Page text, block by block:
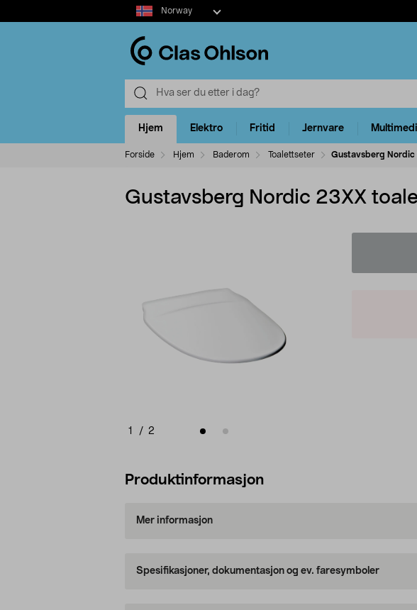
Select
market
Norway
Hjem Elektro Fritid Jernvare
Forside Hjem Baderom Toalettseter Gustavsberg
Gustavsberg Nordic 23XX
1 / 2
Produktinformasjon
Mer informasjon
Spesifikasjoner, dokumentasjon og ev. faresymboler